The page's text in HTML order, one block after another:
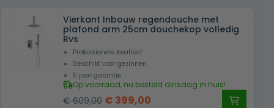
was:
€ 609,00.
is:
€ 399,00.
Vierkant Inbouw regendouche met
plafond arm 25cm douchekop volledig
Rvs
Professionele kwaliteit
Geschikt voor gezinnen
5 jaar garantie
Op voorraad, nu besteld dinsdag in huis!
€609,00 Oorspronkelijke
€ 399,00